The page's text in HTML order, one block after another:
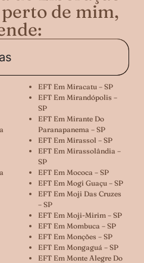
de mim,
EFT Em Miracatu – SP
EFT Em Mirandópolis –
SP
EFT Em Mirante Do
Paranapanema – SP
EFT Em Mirassol – SP
EFT Em Mirassolândia –
SP
EFT Em Mococa – SP
EFT Em Mogi Guaçu – SP
EFT Em Moji Das Cruzes
– SP
EFT Em Moji-Mirim – SP
EFT Em Mombuca – SP
EFT Em Monções – SP
EFT Em Mongaguá – SP
EFT Em Monte Alegre Do